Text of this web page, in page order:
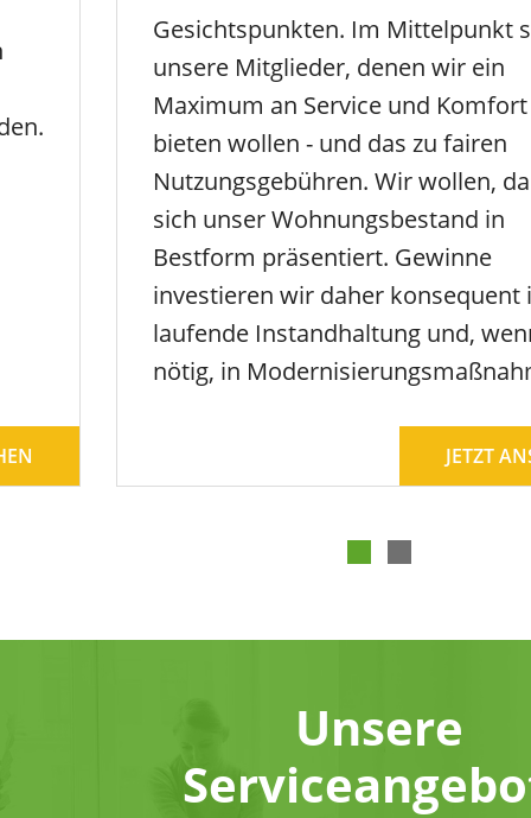
Gesichtspunkten. Im Mittelpunkt
unsere Mitglieder, denen wir ein
Maximum an Service und Komfort
bieten wollen - und das zu fairen
Nutzungsgebühren. Wir wollen,
sich unser Wohnungsbestand in
Bestform präsentiert. Gewinne
investieren wir daher konsequent
laufende Instandhaltung und,
nötig, in
JETZT
Unsere